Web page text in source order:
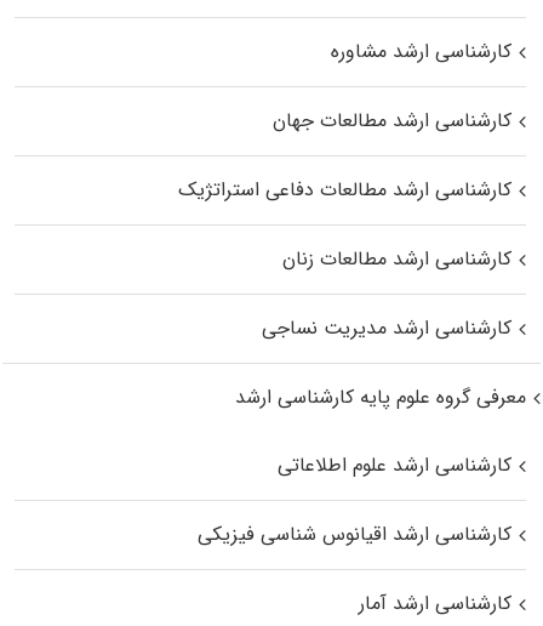
کارشناسی ارشد مشاوره
کارشناسی ارشد مطالعات جهان
کارشناسی ارشد مطالعات دفاعی استراتژیک
کارشناسی ارشد مطالعات زنان
کارشناسی ارشد مدیریت نساجی
معرفی گروه علوم پایه کارشناسی ارشد
کارشناسی ارشد علوم اطلاعاتی
کارشناسی ارشد اقیانوس‌ شناسی فیزیکی
کارشناسی ارشد آمار